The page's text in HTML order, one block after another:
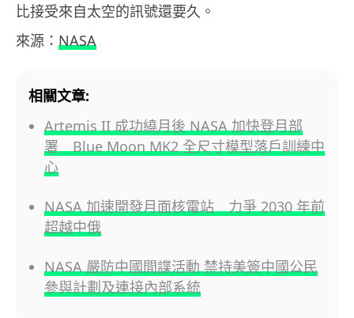
比接受來自太空的訊號還要久。
來源： NASA
相關文章:
Artemis II 成功繞月後 NASA 加快登月部
署 Blue Moon MK2 全尺寸模型落戶訓練中
心
NASA 加速開發月面核電站 力爭 2030 年前
超越中俄
NASA 嚴防中國間諜活動 禁持美簽中國公民
參與計劃及連接內部系統